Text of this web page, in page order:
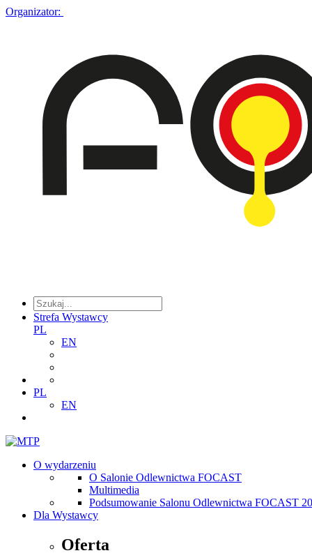
Organizator:
Strefa Wystawcy
PL
EN
PL
EN
O wydarzeniu
O Salonie Odlewnictwa FOCAST
Multimedia
Podsumowanie Salonu Odlewnictwa FOCAST
Dla Wystawcy
Oferta